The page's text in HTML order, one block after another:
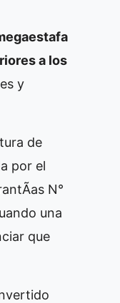
a los
y
de
por el
N°
una
que